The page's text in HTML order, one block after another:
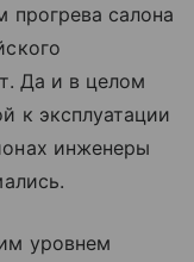
прогрева салона
Да и в целом
к эксплуатации
инженеры
уровнем